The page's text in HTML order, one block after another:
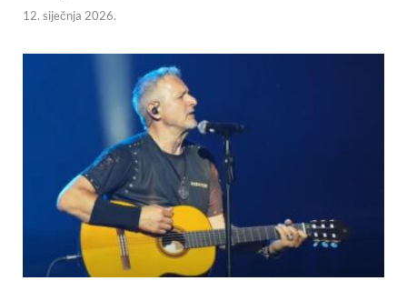
12. siječnja 2026.